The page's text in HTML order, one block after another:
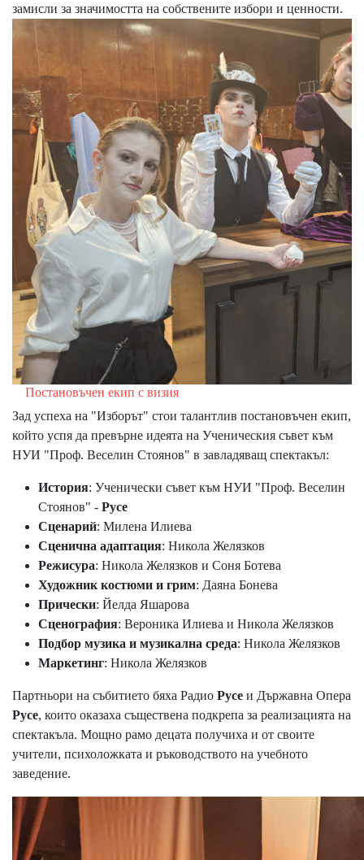
замисли за значимостта на собствените избори и ценности.
Постановъчен екип с визия
Зад успеха на "Изборът" стои талантлив постановъчен екип,
който успя да превърне идеята на Ученическия съвет към
НУИ "Проф. Веселин Стоянов" в завладяващ спектакъл:
История: Ученически съвет към НУИ "Проф. Веселин
Стоянов" - Русе
Сценарий: Милена Илиева
Сценична адаптация: Никола Желязков
Режисура: Никола Желязков и Соня Ботева
Художник костюми и грим: Даяна Бонева
Прически: Йелда Яшарова
Сценография: Вероника Илиева и Никола Желязков
Подбор музика и музикална среда: Никола Желязков
Маркетинг: Никола Желязков
Партньори на събитието бяха Радио Русе и Държавна Опера
Русе, които оказаха съществена подкрепа за реализацията на
спектакъла. Мощно рамо децата получиха и от своите
учители, психоложката и ръководството на учебното
заведение.